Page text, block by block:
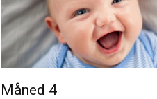
Måned 4